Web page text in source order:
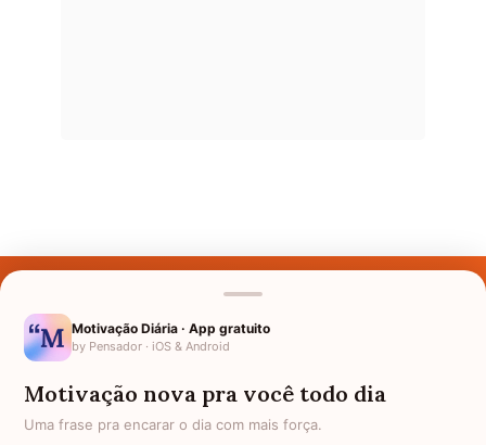
Nomes pelo Mundo
Motivação Diária · App gratuito
by Pensador · iOS & Android
Motivação nova pra você todo dia
Uma frase pra encarar o dia com mais força.